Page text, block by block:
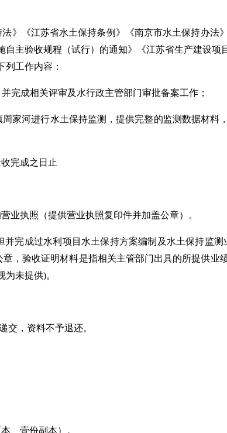
》《江苏省水土保持条例》《南京市水土保持办
主验收规程（试行）的通知》《江苏省生产建设
工作内容：
完成相关评审及水行政主管部门审批备案工作；
周家河进行水土保持监测，提供完整的监测数据材料
完成之日止
业执照（提供营业执照复印件并加盖公章）。
并完成过水利项目水土保持方案编制及水土保持监
，验收证明材料是指相关主管部门出具的所提供
未提供)。
交，资料不予退还。
、壹份副本）。